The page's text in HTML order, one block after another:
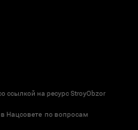
ссылкой на ресурс StroyObzor
Нацсовете по вопросам